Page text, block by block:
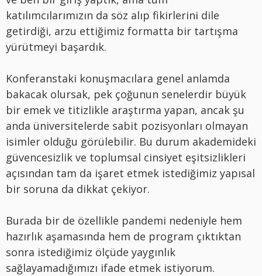
katılımcılarımızın da söz alıp fikirlerini dile
getirdiği, arzu ettiğimiz formatta bir tartışma
yürütmeyi başardık.
Konferanstaki konuşmacılara genel anlamda
bakacak olursak, pek çoğunun senelerdir büyük
bir emek ve titizlikle araştırma yapan, ancak şu
anda üniversitelerde sabit pozisyonları olmayan
isimler olduğu görülebilir. Bu durum akademideki
güvencesizlik ve toplumsal cinsiyet eşitsizlikleri
açısından tam da işaret etmek istediğimiz yapısal
bir soruna da dikkat çekiyor.
Burada bir de özellikle pandemi nedeniyle hem
hazırlık aşamasında hem de program çıktıktan
sonra istediğimiz ölçüde yaygınlık
sağlayamadığımızı ifade etmek istiyorum.